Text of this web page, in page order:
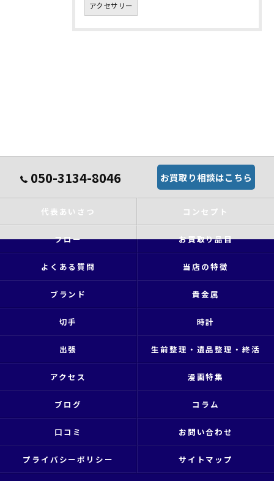
アクセサリー
050-3134-8046 お買取り相談はこちら
代表あいさつ コンセプト
フロー お買取り品目
よくある質問 当店の特徴
ブランド 貴金属
切手 時計
出張 生前整理・遺品整理・終活
アクセス 漫画特集
ブログ コラム
口コミ お問い合わせ
プライバシーポリシー サイトマップ